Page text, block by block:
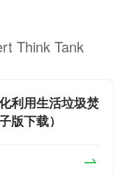
Think Tank
利用生活垃圾焚
版下载）